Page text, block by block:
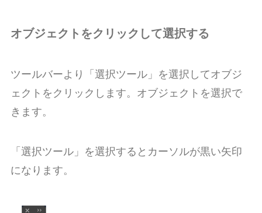
オブジェクトをクリックして選択する
ツールバーより「選択ツール」を選択してオブジ
ェクトをクリックします。オブジェクトを選択で
きます。
「選択ツール」を選択するとカーソルが黒い矢印
になります。